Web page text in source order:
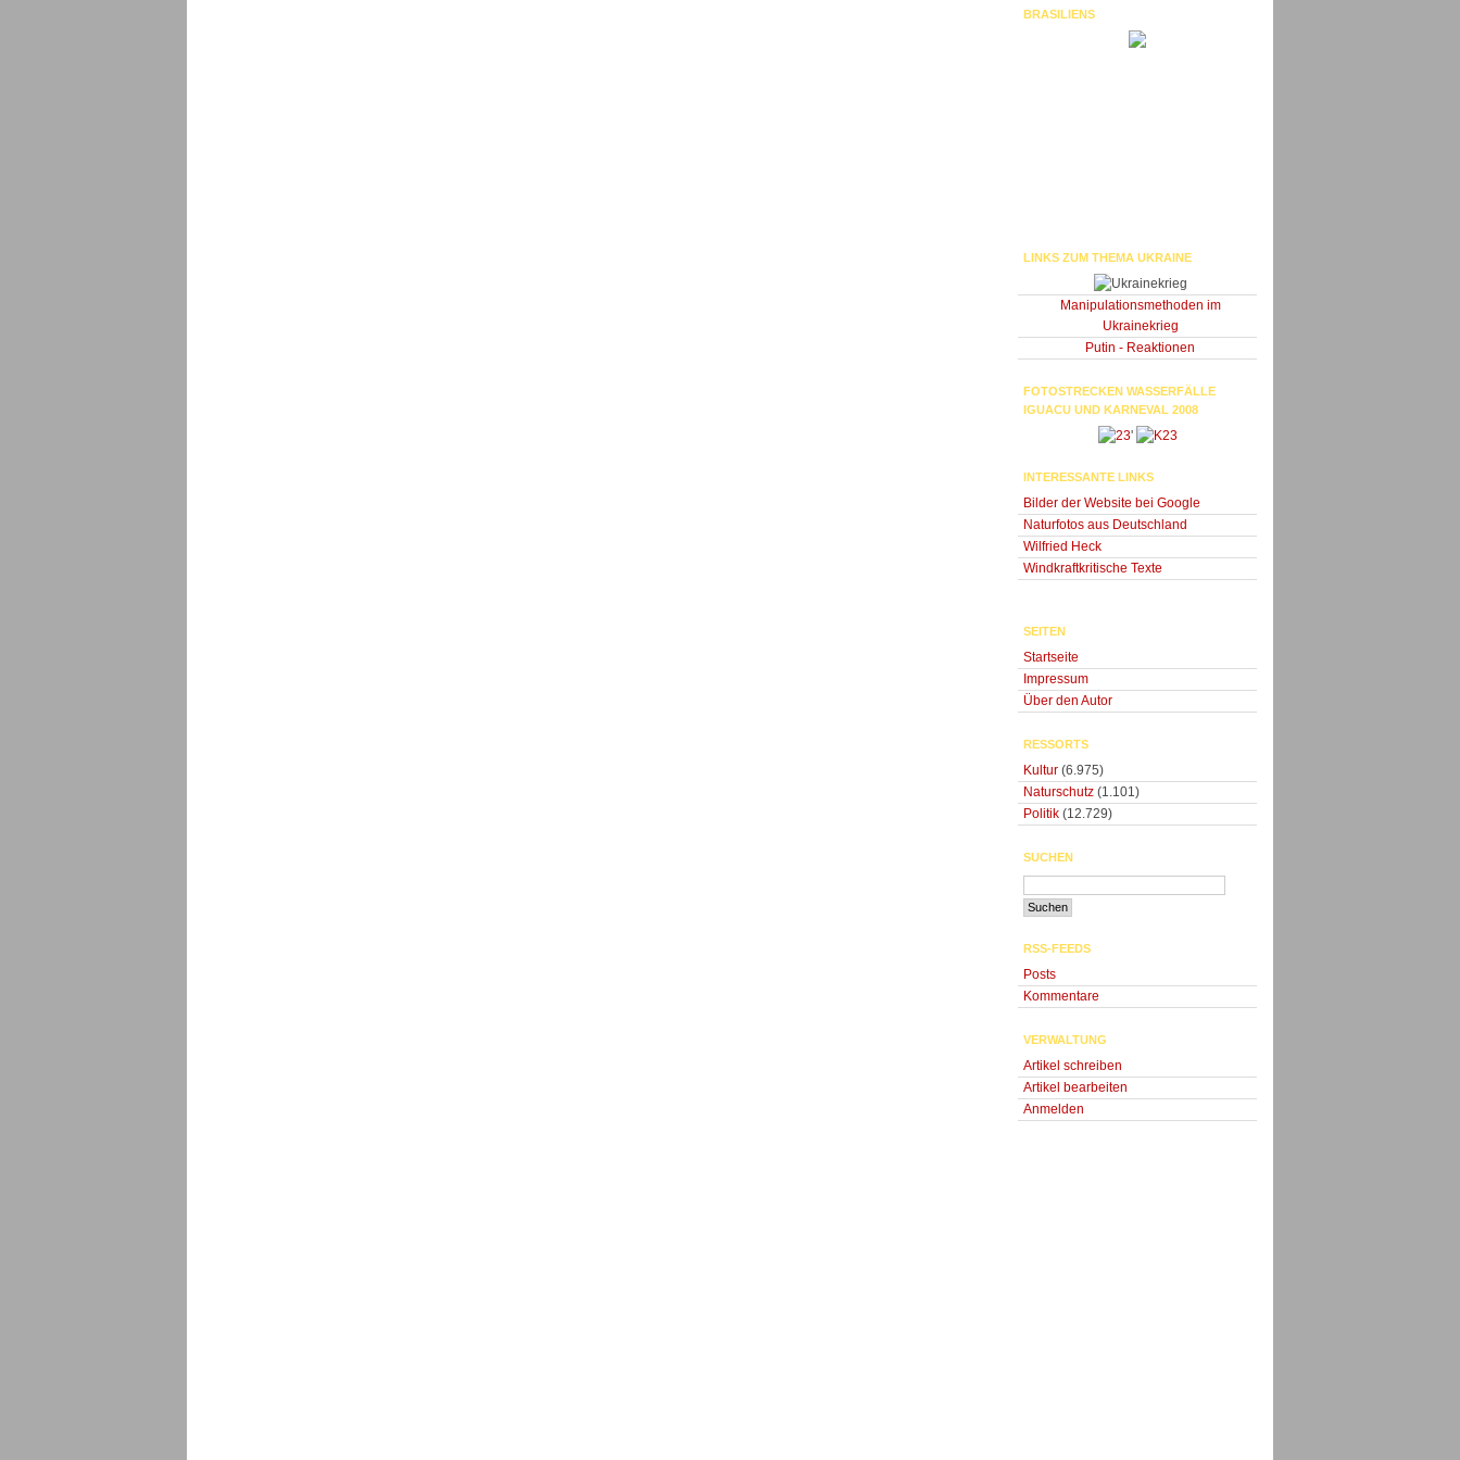
BRASILIENS
LINKS ZUM THEMA UKRAINE
Manipulationsmethoden im
Ukrainekrieg
Putin - Reaktionen
FOTOSTRECKEN WASSERFÄLLE
IGUACU UND KARNEVAL 2008
'
INTERESSANTE LINKS
Bilder der Website bei Google
Naturfotos aus Deutschland
Wilfried Heck
Windkraftkritische Texte
SEITEN
Startseite
Impressum
Über den Autor
RESSORTS
Kultur (6.975)
Naturschutz (1.101)
Politik (12.729)
SUCHEN
RSS-FEEDS
Posts
Kommentare
VERWALTUNG
Artikel schreiben
Artikel bearbeiten
Anmelden